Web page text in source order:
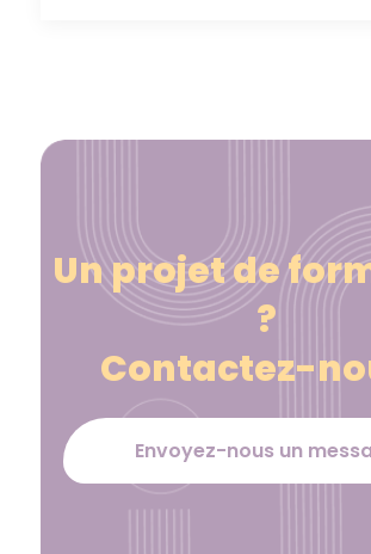
Un projet de
?
Contactez-
Envoyez-nous un